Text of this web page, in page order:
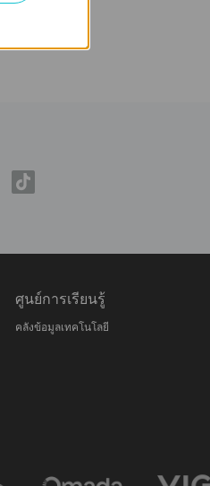
ศูนย์การเรียนรู้
คลังข้อมูลเทคโนโลยี